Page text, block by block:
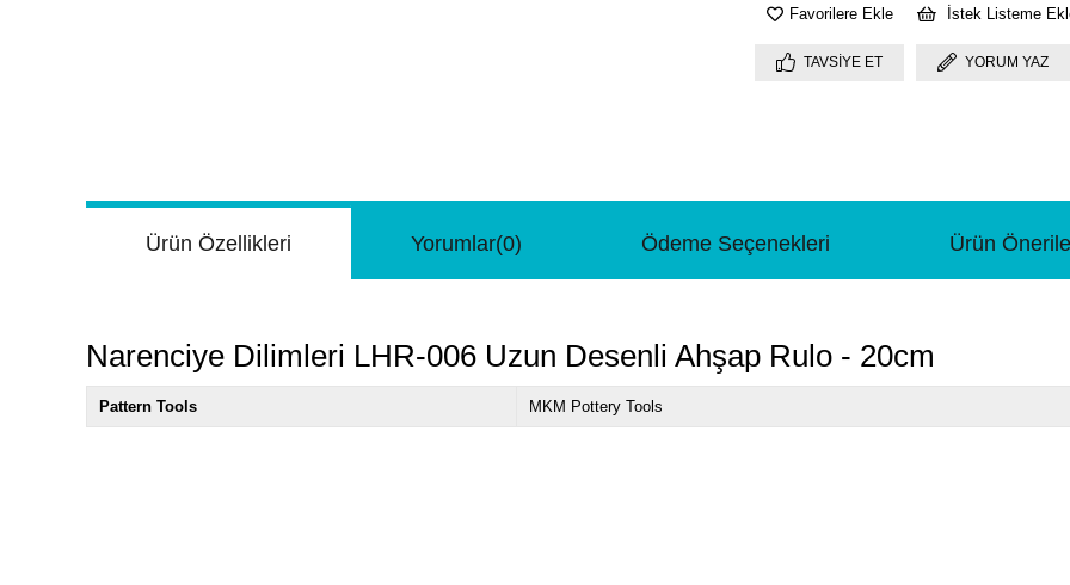
Favorilere Ekle İstek Listeme
TAVSIYE ET YORUM YAZ
Ürün Özellikleri Yorumlar(0) Ödeme Seçenekleri Ürün
Narenciye Dilimleri LHR-006 Uzun Desenli Ahşap Rulo - 20cm
Pattern Tools MKM Pottery Tools